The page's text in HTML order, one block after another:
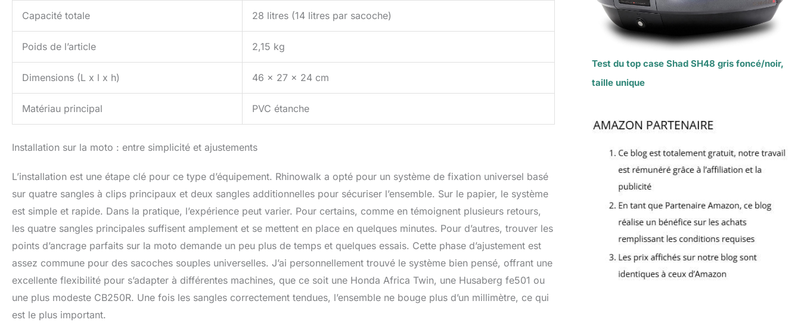
Capacité totale 28 litres (14 litres par sacoche)
Poids de l’article 2,15 kg
Dimensions (L x l x h) 46 x 27 x 24 cm
Matériau principal PVC étanche
Installation sur la moto : entre simplicité et ajustements
L’installation est une étape clé pour ce type d’équipement. Rhinowalk a opté pour un système de fixation universel basé
sur quatre sangles à clips principaux et deux sangles additionnelles pour sécuriser l’ensemble. Sur le papier, le système
est simple et rapide. Dans la pratique, l’expérience peut varier. Pour certains, comme en témoignent plusieurs retours,
les quatre sangles principales suffisent amplement et se mettent en place en quelques minutes. Pour d’autres, trouver les
points d’ancrage parfaits sur la moto demande un peu plus de temps et quelques essais. Cette phase d’ajustement est
assez commune pour des sacoches souples universelles. J’ai personnellement trouvé le système bien pensé, offrant une
excellente flexibilité pour s’adapter à différentes machines, que ce soit une Honda Africa Twin, une Husaberg fe501 ou
une plus modeste CB250R. Une fois les sangles correctement tendues, l’ensemble ne bouge plus d’un millimètre, ce qui
est le plus important.
Test du top case Shad SH48 gris foncé/noir,
taille unique